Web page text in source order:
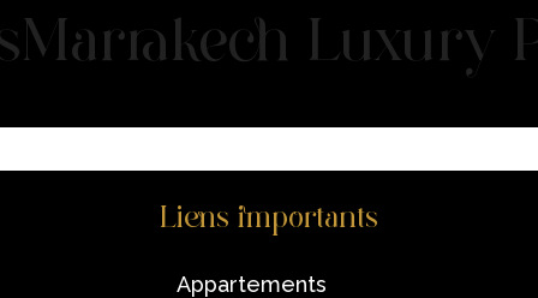
Luxury
Liens importants
appartements